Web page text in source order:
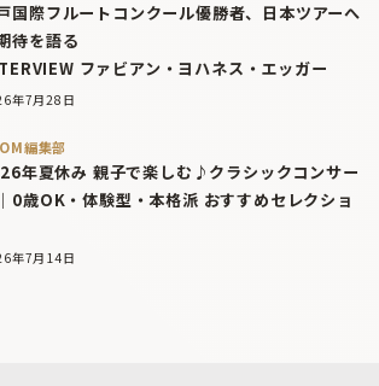
国際フルートコンクール優勝者、日本ツアーへ
待を語る
ファビアン・ヨハネス・エッガー
年7月28日
編集部
年夏休み 親子で楽しむ♪クラシックコンサー
0歳OK・体験型・本格派 おすすめセレクショ
年7月14日